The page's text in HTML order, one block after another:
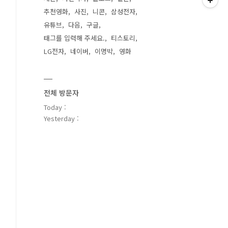
추천영화
사진 니콘
삼성전자
유튜브
다음
구글
태그를 입력해 주세요.
티스토리
LG전자
네이버 이명박 영화
전체 방문자
Today :
Yesterday :